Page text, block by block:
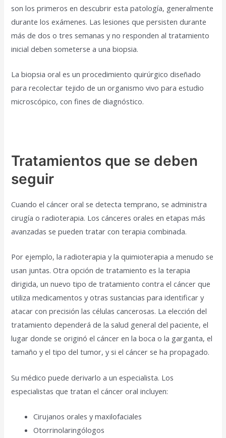
son los primeros en descubrir esta patología, generalmente
durante los exámenes. Las lesiones que persisten durante
más de dos o tres semanas y no responden al tratamiento
inicial deben someterse a una biopsia.
La biopsia oral es un procedimiento quirúrgico diseñado
para recolectar tejido de un organismo vivo para estudio
microscópico, con fines de diagnóstico.
Tratamientos que se deben
seguir
Cuando el cáncer oral se detecta temprano, se administra
cirugía o radioterapia. Los cánceres orales en etapas más
avanzadas se pueden tratar con terapia combinada.
Por ejemplo, la radioterapia y la quimioterapia a menudo se
usan juntas. Otra opción de tratamiento es la terapia
dirigida, un nuevo tipo de tratamiento contra el cáncer que
utiliza medicamentos y otras sustancias para identificar y
atacar con precisión las células cancerosas. La elección del
tratamiento dependerá de la salud general del paciente, el
lugar donde se originó el cáncer en la boca o la garganta, el
tamaño y el tipo del tumor, y si el cáncer se ha propagado.
Su médico puede derivarlo a un especialista. Los
especialistas que tratan el cáncer oral incluyen:
Cirujanos orales y maxilofaciales
Otorrinolaringólogos